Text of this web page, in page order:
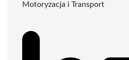
Motoryzacja i Transport